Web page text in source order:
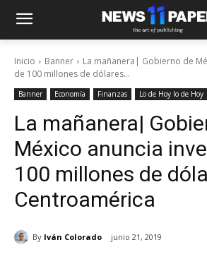
Inicio Banner
La mañanera| Gobierno de
de 100 millones de dólares...
Banner Economía Finanzas Lo de Hoy lo de Hoy
La mañanera|
México anuncia
100 millones de
Centroamérica
By Iván Colorado junio 21, 2019